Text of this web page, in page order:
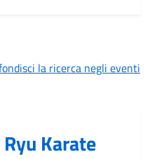
la ricerca negli eventi
Karate